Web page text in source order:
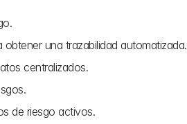
una trazabilidad automatizada.
centralizados.
de riesgo activos.